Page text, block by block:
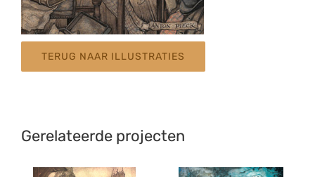
TERUG NAAR ILLUSTRATIES
Gerelateerde projecten